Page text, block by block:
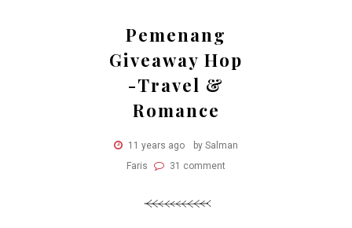
Pemenang
Giveaway Hop
-Travel &
Romance
11 years ago
by Salman
Faris
31 comment